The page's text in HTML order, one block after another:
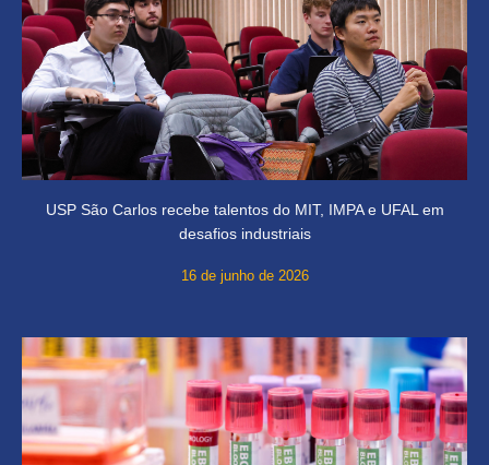
USP São Carlos recebe talentos do MIT, IMPA e UFAL em
desafios industriais
16 de junho de 2026